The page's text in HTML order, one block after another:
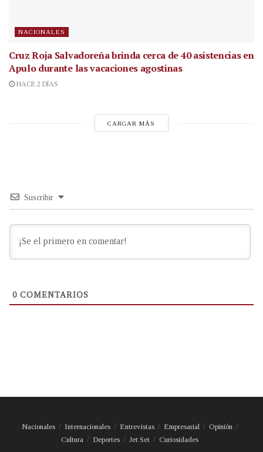
NACIONALES
Cruz Roja Salvadoreña brinda cerca de 40 asistencias en
Apulo durante las vacaciones agostinas
HACE 2 DÍAS
CARGAR MÁS
Suscribir
0 COMENTARIOS
Nacionales Internacionales Entrevistas Empresarial
Opinión
Cultura
Deportes Jet Set Curiosidades